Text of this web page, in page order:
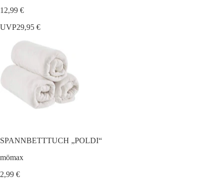
12,99 €
UVP29,95 €
SPANNBETTTUCH „POLDI“
mömax
2,99 €